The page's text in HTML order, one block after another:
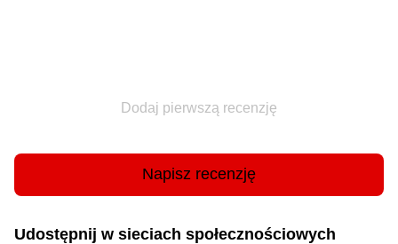
Dodaj pierwszą recenzję
Napisz recenzję
Udostępnij w sieciach społecznościowych